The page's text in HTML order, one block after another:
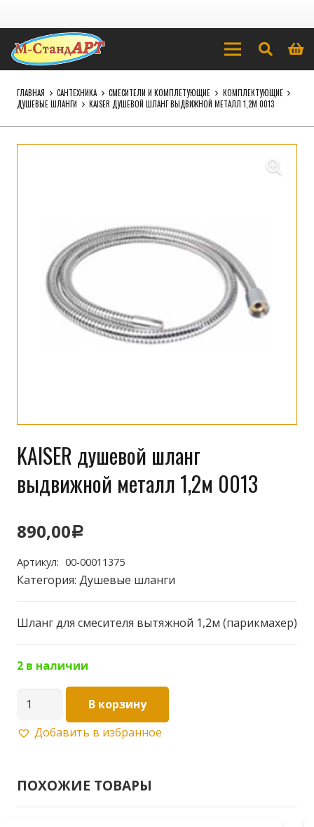
ГЛАВНАЯ САНТЕХНИКА СМЕСИТЕЛИ И КОМПЛЕТУЮЩИЕ
КОМПЛЕКТУЮЩИЕ
ДУШЕВЫЕ ШЛАНГИ
KAISER ДУШЕВОЙ ШЛАНГ ВЫДВИЖНОЙ МЕТАЛЛ 1,2М 0013
KAISER душевой шланг
выдвижной металл 1,2м 0013
890,00Р
Артикул: 00-00011375
Категория: Душевые шланги
Шланг для смесителя вытяжной 1,2м (парикмахер)
2 в наличии
Количество
KAISER
В корзину
Добавить в избранное
ПОХОЖИЕ ТОВАРЫ